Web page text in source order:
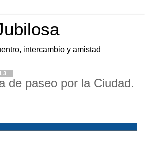
intercambio y amistad
de paseo por la Ciudad.